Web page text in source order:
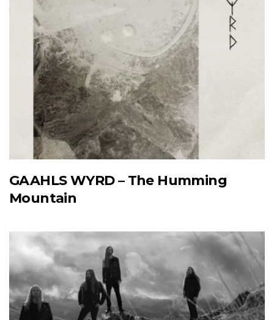
GAAHLS WYRD – The Humming
Mountain